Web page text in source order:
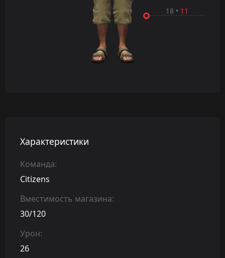
18 • 11
Характеристики
Команда:
Citizens
Вместимость магазина:
30/120
Урон:
26